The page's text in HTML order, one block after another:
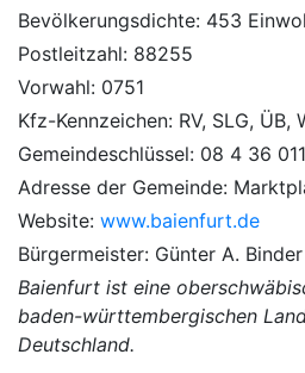
Bevölkerungsdichte: 453
Postleitzahl: 88255
Vorwahl: 0751
Kfz-Kennzeichen: RV, SLG, ÜB,
Gemeindeschlüssel: 08 4 36 011
Adresse der Gemeinde:
Website: www.baienfurt.de
Bürgermeister: Günter A. Binder
Baienfurt ist eine
baden-württembergischen
Deutschland.